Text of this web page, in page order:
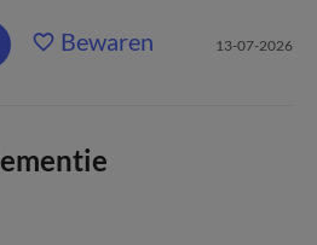
Bewaren 13-07-2026